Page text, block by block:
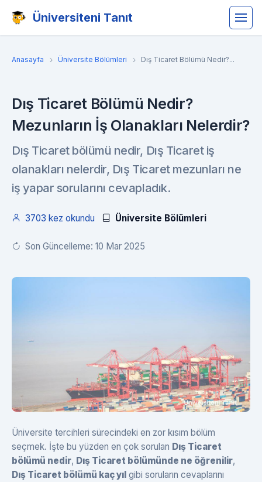
Üniversiteni Tanıt
Anasayfa Üniversite Bölümleri Dış Ticaret Bölümü Nedir?...
Dış Ticaret Bölümü Nedir?
Mezunların İş Olanakları Nelerdir?
Dış Ticaret bölümü nedir, Dış Ticaret iş
olanakları nelerdir, Dış Ticaret mezunları ne
iş yapar sorularını cevapladık.
3703 kez okundu Üniversite Bölümleri
Son Güncelleme: 10 Mar 2025
Üniversite tercihleri sürecindeki en zor kısım bölüm
seçmek. İşte bu yüzden en çok sorulan Dış Ticaret
bölümü nedir, Dış Ticaret bölümünde ne öğrenilir,
Dış Ticaret bölümü kaç yıl gibi soruların cevaplarını